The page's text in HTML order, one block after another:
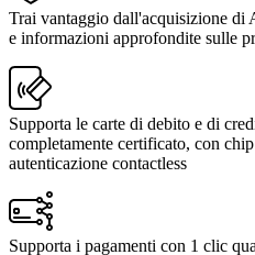
Trai vantaggio dall'acquisizione di
e informazioni approfondite sulle
Supporta le carte di debito e di
completamente certificato, con
autenticazione contactless
Supporta i pagamenti con 1 clic